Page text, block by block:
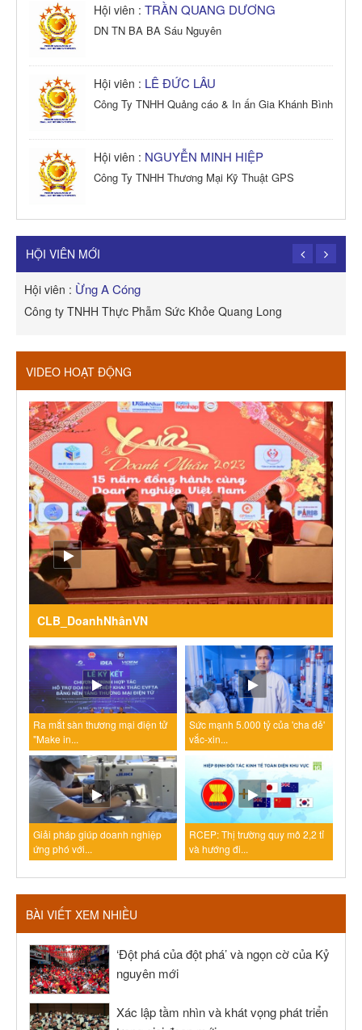
Hội viên : TRẦN QUANG DƯƠNG
DN TN BA BA Sáu Nguyên
Hội viên : LÊ ĐỨC LÂU
Công Ty TNHH Quảng cáo & In ấn Gia Khánh Bình
Hội viên : NGUYỄN MINH HIỆP
Công Ty TNHH Thương Mại Kỹ Thuật GPS
Công Ty TNHH Dịch vụ Cuộc Sống Hạnh Phúc
HỘI VIÊN MỚI
Hội viên : Ừng A Cóng
Công ty TNHH Thực Phẫm Sức Khỏe Quang Long
VIDEO HOẠT ĐỘNG
CLB_DoanhNhânVN
Ra mắt sàn thương mại điện tử
"Make in...
Sức mạnh 5.000 tỷ của 'cha đẻ'
vắc-xin...
Giải pháp giúp doanh nghiệp
ứng phó với...
RCEP: Thị trường quy mô 2,2 tỉ
và hướng đi...
BÀI VIẾT XEM NHIỀU
‘Đột phá của đột phá’ và ngọn cờ của Kỷ
nguyên mới
Xác lập tầm nhìn và khát vọng phát triển